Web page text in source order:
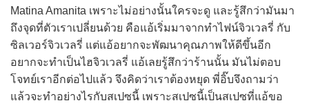
Matina Amanita เพราะไม่อย่างนั้นใครจะดู และรู้สึกว่ามันมา
ถึงจุดที่ตัวเราเปลี่ยนด้วย คือแอ้เริ่มมาจากทำไฟน์จิวเวลรี่ กับ
ซิลเวอร์จิวเวลรี่ แต่แอ้อยากจะพัฒนาคุณภาพให้ดีขึ้นอีก
อยากจะทำเป็นไฮจิวเวลรี่ แอ้เลยรู้สึกว่าร้านนั้น มันไม่ตอบ
โจทย์เราอีกต่อไปแล้ว จึงคิดว่าเราต้องหยุด พี่อิ๊บจึงถามว่า
แล้วจะทำอย่างไรกับสเปซนี้ เพราะสเปซนี้เป็นสเปซที่แอ้ขอ